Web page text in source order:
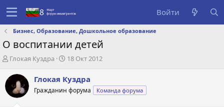
Войти
Бизнес, Образование, Дошкольное образование
О воспитании детей
А
т
о
р
Глокая Куздра
Д
т
а
с
18 Окт 2012
Глокая Куздра
Гражданин форума Команда форума